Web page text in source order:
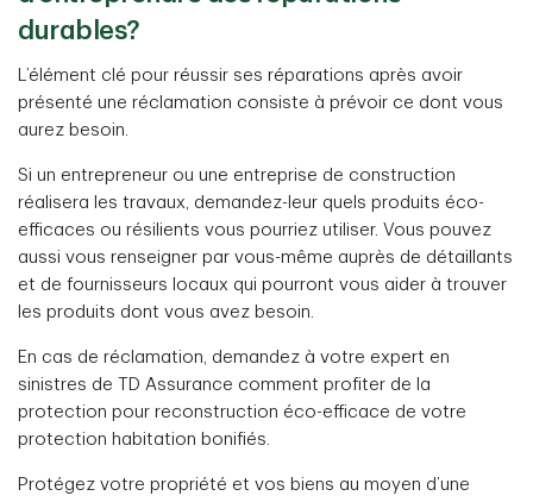
durables?
L’élément clé pour réussir ses réparations après avoir
présenté une réclamation consiste à prévoir ce dont vous
aurez besoin.
Si un entrepreneur ou une entreprise de construction
réalisera les travaux, demandez-leur quels produits éco-
efficaces ou résilients vous pourriez utiliser. Vous pouvez
aussi vous renseigner par vous-même auprès de détaillants
et de fournisseurs locaux qui pourront vous aider à trouver
les produits dont vous avez besoin.
En cas de réclamation, demandez à votre expert en
sinistres de TD Assurance comment profiter de la
protection pour reconstruction éco-efficace de votre
protection habitation bonifiés.
Protégez votre propriété et vos biens au moyen d’une